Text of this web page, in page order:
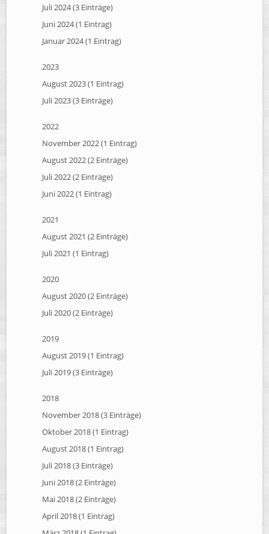
Juli 2024 (3 Einträge)
Juni 2024 (1 Eintrag)
Januar 2024 (1 Eintrag)
2023
August 2023 (1 Eintrag)
Juli 2023 (3 Einträge)
2022
November 2022 (1 Eintrag)
August 2022 (2 Einträge)
Juli 2022 (2 Einträge)
Juni 2022 (1 Eintrag)
2021
August 2021 (2 Einträge)
Juli 2021 (1 Eintrag)
2020
August 2020 (2 Einträge)
Juli 2020 (2 Einträge)
2019
August 2019 (1 Eintrag)
Juli 2019 (3 Einträge)
2018
November 2018 (3 Einträge)
Oktober 2018 (1 Eintrag)
August 2018 (1 Eintrag)
Juli 2018 (3 Einträge)
Juni 2018 (2 Einträge)
Mai 2018 (2 Einträge)
April 2018 (1 Eintrag)